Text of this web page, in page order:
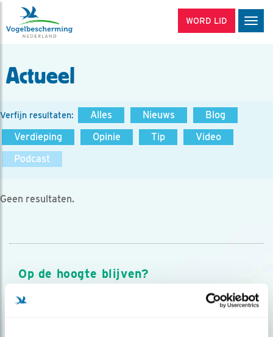
WORD LID
Actueel
Verfijn resultaten: Alles Nieuws
Blog
Verdieping
Opinie Tip
Video
Podcast
Geen resultaten.
Op de hoogte blijven?
Meld je aan en ontvang nieuws, inspiratie, acties en tips
over vogels en activiteiten van Vogelbescherming.